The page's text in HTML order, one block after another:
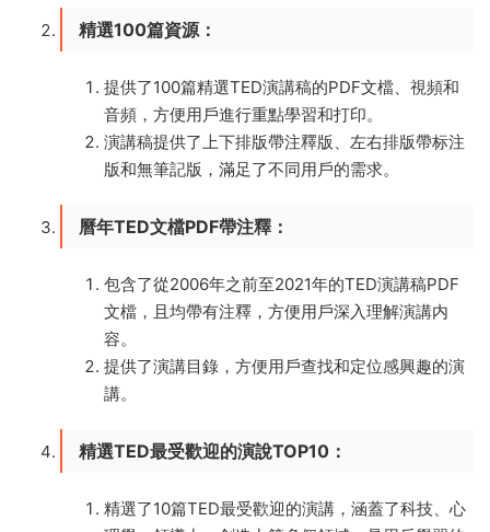
精選100篇資源：
提供了100篇精選TED演講稿的PDF文檔、視頻和
音頻，方便用戶進行重點學習和打印。
演講稿提供了上下排版帶注釋版、左右排版帶标注
版和無筆記版，滿足了不同用戶的需求。
曆年TED文檔PDF帶注釋 ：
包含了從2006年之前至2021年的TED演講稿PDF
文檔，且均帶有注釋，方便用戶深入理解演講内
容。
提供了演講目錄，方便用戶查找和定位感興趣的演
講。
精選TED最受歡迎的演說TOP10 ：
精選了10篇TED最受歡迎的演講，涵蓋了科技、心